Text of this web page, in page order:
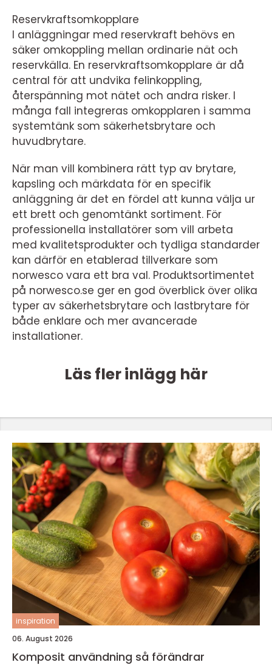
Reservkraftsomkopplare
I anläggningar med reservkraft behövs en
säker omkoppling mellan ordinarie nät och
reservkälla. En reservkraftsomkopplare är då
central för att undvika felinkoppling,
återspänning mot nätet och andra risker. I
många fall integreras omkopplaren i samma
systemtänk som säkerhetsbrytare och
huvudbrytare.
När man vill kombinera rätt typ av brytare,
kapsling och märkdata för en specifik
anläggning är det en fördel att kunna välja ur
ett brett och genomtänkt sortiment. För
professionella installatörer som vill arbeta
med kvalitetsprodukter och tydliga standarder
kan därför en etablerad tillverkare som
norwesco vara ett bra val. Produktsortimentet
på norwesco.se ger en god överblick över olika
typer av säkerhetsbrytare och lastbrytare för
både enklare och mer avancerade
installationer.
Läs fler inlägg här
inspiration
06. August 2026
Komposit användning så förändrar